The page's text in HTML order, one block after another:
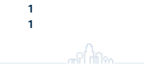
1
1